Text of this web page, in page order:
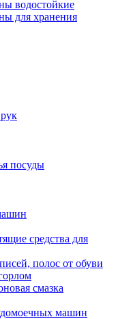
водостойкие
для хранения
посуды
средства для
полос от обуви
смазка
машин